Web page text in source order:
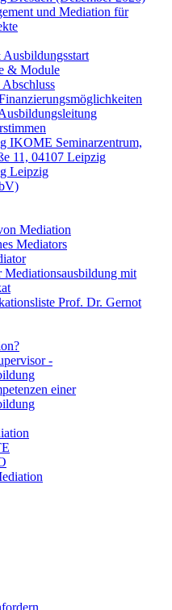
und Mediation für
& Module
IKOME Seminarzentrum,
11, 04107 Leipzig
Leipzig
Mediation
Mediators
Mediationsausbildung mit
Prof. Dr. Gernot
-
einer